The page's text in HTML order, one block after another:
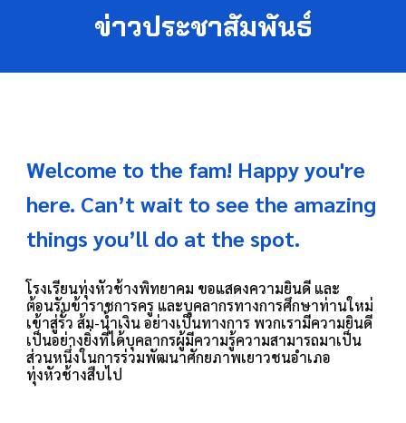
ข่าวประชาสัมพันธ์
Welcome to the fam! Happy you're
here. Can’t wait to see the amazing
things you’ll do at the spot.
โรงเรียนทุ่งหัวช้างพิทยาคม ขอแสดงความยินดี และ
ต้อนรับข้าราชการครู และบุคลากรทางการศึกษาท่านใหม่
เข้าสู่รั้ว ส้ม-น้ำเงิน อย่างเป็นทางการ พวกเรามีความยินดี
เป็นอย่างยิ่งที่ได้บุคลากรผู้มีความรู้ความสามารถมาเป็น
ส่วนหนึ่งในการร่วมพัฒนาศักยภาพเยาวชนอำเภอ
ทุ่งหัวช้างสืบไป